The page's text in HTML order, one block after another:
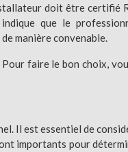
doit être certifié
que le
manière convenable.
faire le bon choix,
Il est essentiel de
importants pour